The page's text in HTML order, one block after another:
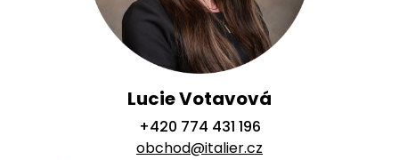
Lucie Votavová
+420 774 431 196
obchod@italier.cz